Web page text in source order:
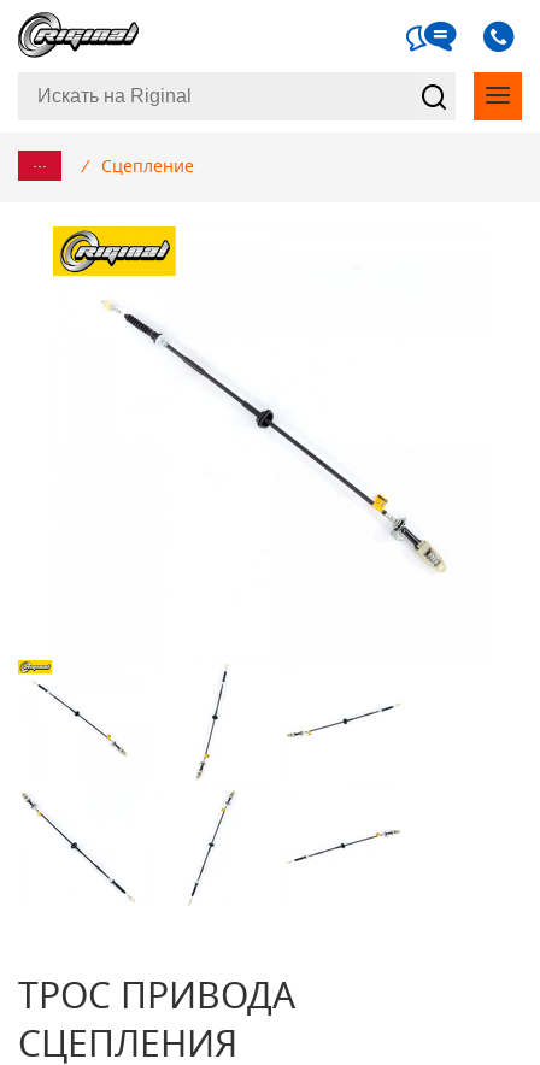
... / Сцепление
ТРОС ПРИВОДА
СЦЕПЛЕНИЯ